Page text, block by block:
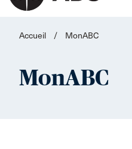
Accueil / MonABC
MonABC